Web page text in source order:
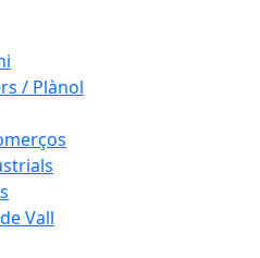
/ Plànol
Vall